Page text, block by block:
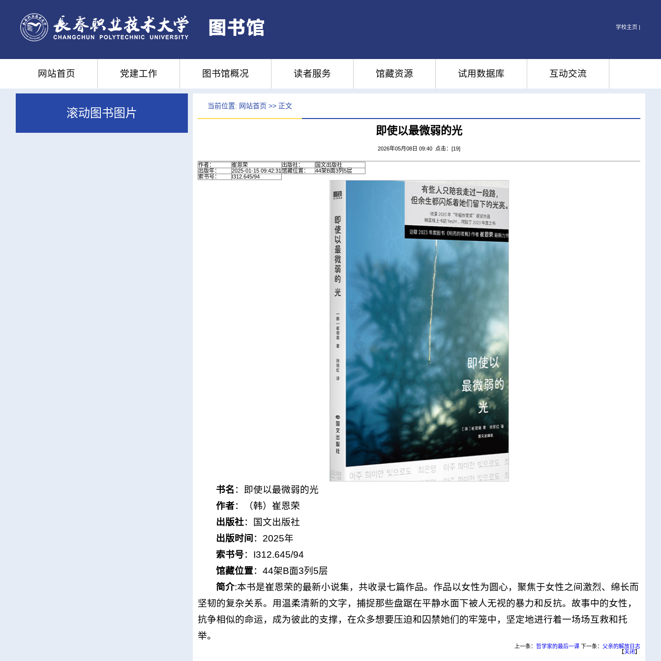
学校主页 |
网站首页 党建工作 图书馆概况 读者服务 馆藏资源 试用数据库 互动交流
滚动图书图片
当前位置: 网站首页 >> 正文
即使以最微弱的光
2026年05月08日 09:40 点击：[19]
作者： 崔恩荣 出版社：
国文出版社
出版年：
2025-01-15 09:42:31 馆藏位置：
44架B面3列5层
索书号：
I312.645/94
书名 ：即使以最微弱的光
作者：（韩）崔恩荣
出版社：国文出版社
出版时间 ：2025年
索书号：I312.645/94
馆藏位置：44架B面3列5层
简介:本书是崔恩荣的最新小说集，共收录七篇作品。作品以女性为圆心，聚焦于女性之间激烈、绵长而
坚韧的复杂关系。用温柔清新的文字，捕捉那些盘踞在平静水面下被人无视的暴力和反抗。故事中的女性，
抗争相似的命运，成为彼此的支撑，在众多想要压迫和囚禁她们的牢笼中，坚定地进行着一场场互救和托
举。
上一条： 哲学家的最后一课 下一条： 父亲的解放日志
【关闭】